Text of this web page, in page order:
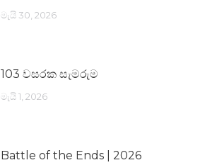
මැයි 30, 2026
103 වසරක සැමරුම
මැයි 1, 2026
Battle of the Ends | 2026